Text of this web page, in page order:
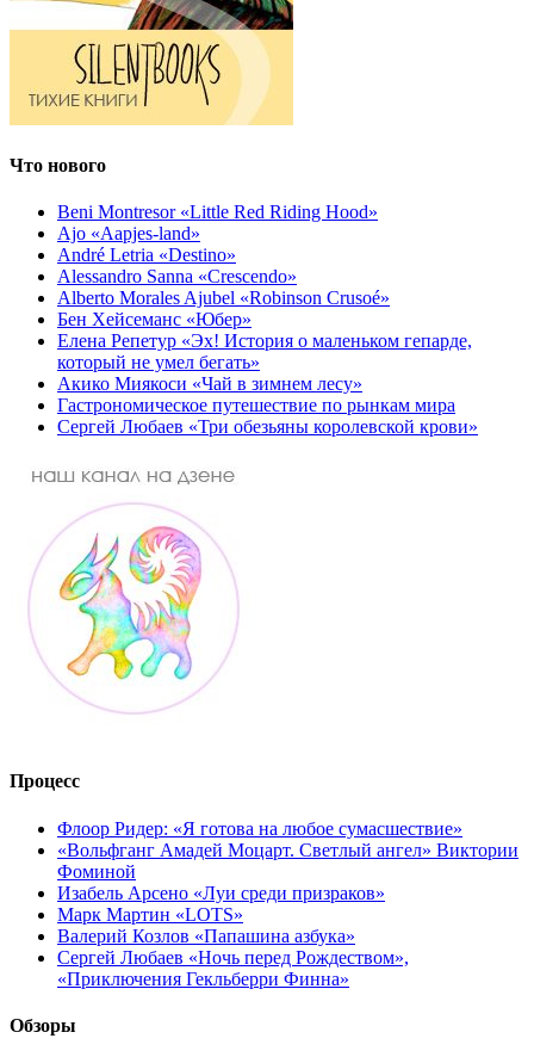
Что нового
Beni Montresor «Little Red Riding Hood»
Ajo «Aapjes-land»
André Letria «Destino»
Alessandro Sanna «Crescendo»
Alberto Morales Ajubel «Robinson Crusoé»
Бен Хейсеманс «Юбер»
Елена Репетур «Эх! История о маленьком гепарде,
который не умел бегать»
Акико Миякоси «Чай в зимнем лесу»
Гастрономическое путешествие по рынкам мира
Сергей Любаев «Три обезьяны королевской крови»
Процесс
Флоор Ридер: «Я готова на любое сумасшествие»
«Вольфганг Амадей Моцарт. Светлый ангел» Виктории
Фоминой
Изабель Арсено «Луи среди призраков»
Марк Мартин «LOTS»
Валерий Козлов «Папашина азбука»
Сергей Любаев «Ночь перед Рождеством»,
«Приключения Гекльберри Финна»
Обзоры